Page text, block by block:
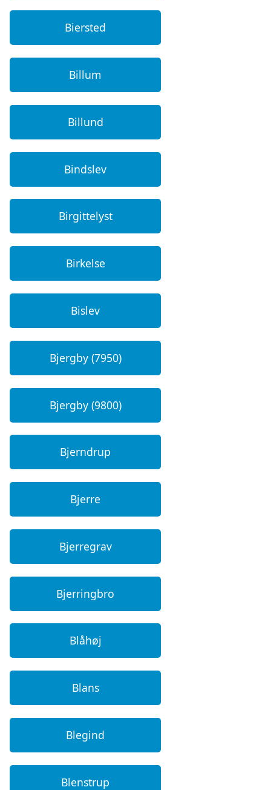
Biersted
Billum
Billund
Bindslev
Birgittelyst
Birkelse
Bislev
Bjergby (7950)
Bjergby (9800)
Bjerndrup
Bjerre
Bjerregrav
Bjerringbro
Blåhøj
Blans
Blegind
Blenstrup